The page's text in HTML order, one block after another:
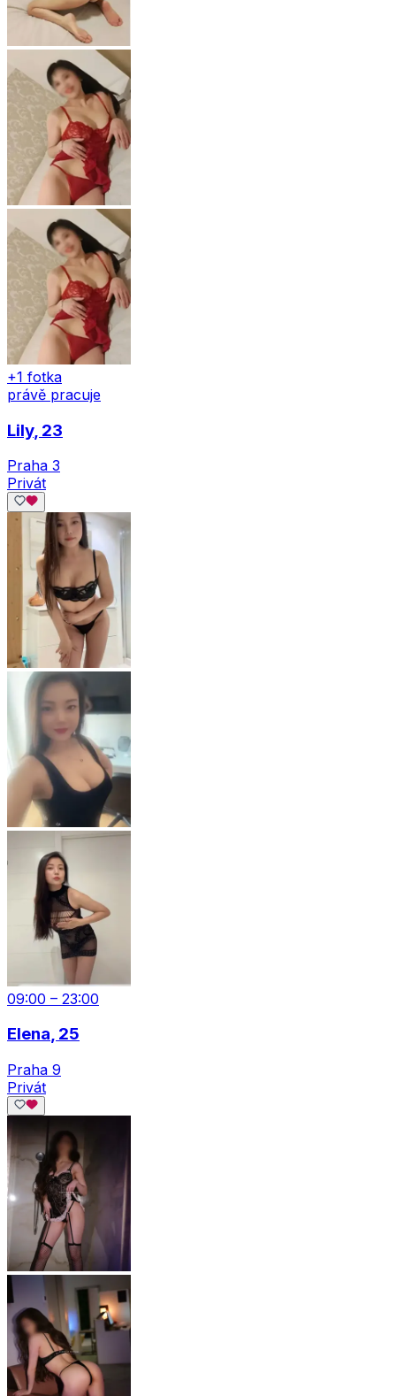
+1 fotka
právě pracuje
Lily, 23
Praha 3
Privát
09:00 – 23:00
Elena, 25
Praha 9
Privát